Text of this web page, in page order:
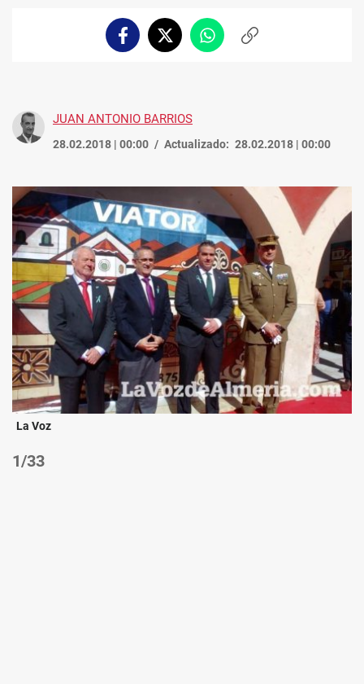
FacebookTwitterWhatsappCopiar
JUAN ANTONIO BARRIOS
28.02.2018 | 00:00 Actualizado: 28.02.2018 | 00:00
La Voz
/33